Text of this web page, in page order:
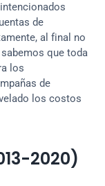
de
al final no
que toda
los
de
los costos
2020)